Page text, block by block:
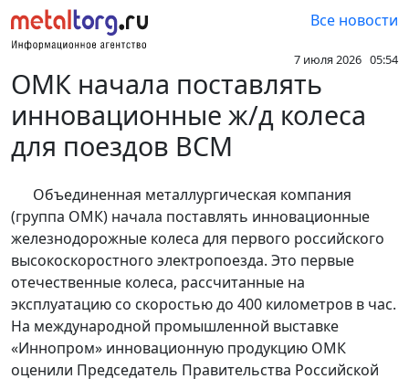
Все новости
7 июля 2026 05:54
ОМК начала поставлять
инновационные ж/д колеса
для поездов ВСМ
Объединенная металлургическая компания
(группа ОМК) начала поставлять инновационные
железнодорожные колеса для первого российского
высокоскоростного электропоезда. Это первые
отечественные колеса, рассчитанные на
эксплуатацию со скоростью до 400 километров в час.
На международной промышленной выставке
«Иннопром» инновационную продукцию ОМК
оценили Председатель Правительства Российской